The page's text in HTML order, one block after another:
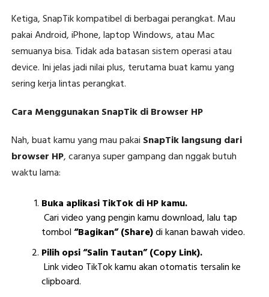
Ketiga, SnapTik kompatibel di berbagai perangkat. Mau
pakai Android, iPhone, laptop Windows, atau Mac
semuanya bisa. Tidak ada batasan sistem operasi atau
device. Ini jelas jadi nilai plus, terutama buat kamu yang
sering kerja lintas perangkat.
Cara Menggunakan SnapTik di Browser HP
Nah, buat kamu yang mau pakai SnapTik langsung dari
browser HP, caranya super gampang dan nggak butuh
waktu lama:
Buka aplikasi TikTok di HP kamu.
Cari video yang pengin kamu download, lalu tap
tombol“Bagikan” (Share)di kanan bawah video.
Pilih opsi “Salin Tautan” (Copy Link).
Link video TikTok kamu akan otomatis tersalin ke
clipboard.